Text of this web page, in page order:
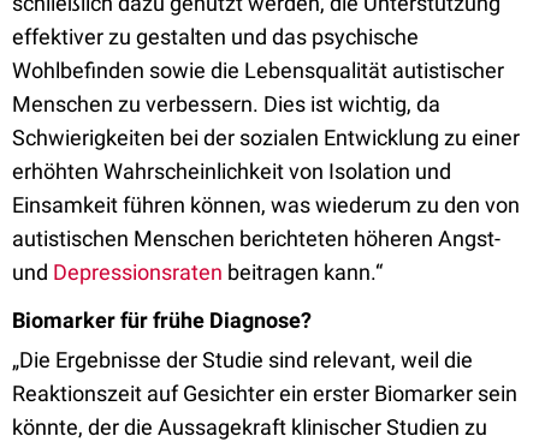
effektiver zu gestalten und das psychische
Wohlbefinden sowie die Lebensqualität autistischer
Menschen zu verbessern. Dies ist wichtig, da
Schwierigkeiten bei der sozialen Entwicklung zu einer
erhöhten Wahrscheinlichkeit von Isolation und
Einsamkeit führen können, was wiederum zu den von
autistischen Menschen berichteten höheren Angst-
und Depressionsraten beitragen kann.“
Biomarker für frühe Diagnose?
„Die Ergebnisse der Studie sind relevant, weil die
Reaktionszeit auf Gesichter ein erster Biomarker sein
könnte, der die Aussagekraft klinischer Studien zu